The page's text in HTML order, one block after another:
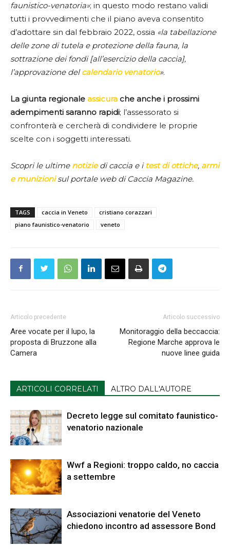
faunistico-venatoria»; in questo modo restano validi
tutti i provvedimenti che il piano aveva consentito
d’adottare sin dal febbraio 2022, ossia «la tabellazione
delle zone di tutela e protezione della fauna, la
sottrazione dei fondi [all’esercizio della caccia],
l’approvazione delcalendario venatorio».
La giunta regionale assicura che anche i prossimi
adempimenti saranno rapidi; l’assessorato si
confronterà e cercherà di condividere le proprie
scelte con i soggetti interessati.
Scopri le ultime notiziedi caccia e i test di ottiche, armi
e munizionisul portale web di Caccia Magazine.
TAGS caccia in Veneto
cristiano corazzari
piano faunistico-venatorio
veneto
Articolo precedente
Aree vocate per il lupo, la
proposta di Bruzzone alla
Camera
Articolo successivo
Monitoraggio della beccaccia:
Regione Marche approva le
nuove linee guida
ARTICOLI CORRELATI ALTRO DALL'AUTORE
Decreto legge sul comitato faunistico-
venatorio nazionale
Wwf a Regioni: troppo caldo, no caccia
a settembre
Associazioni venatorie del Veneto
chiedono incontro ad assessore Bond